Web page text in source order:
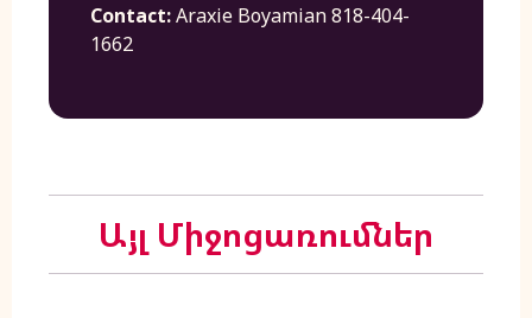
Contact:Araxie Boyamian 818-404-
1662
Այլ Միջոցառումներ